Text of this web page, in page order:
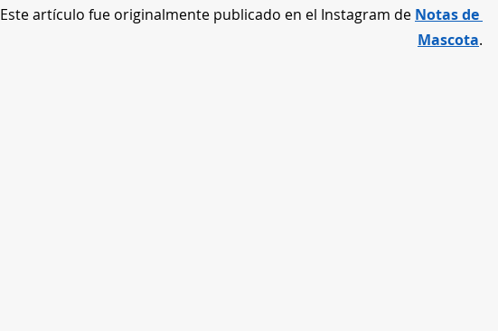
Este artículo fue originalmente publicado en el Instagram de Notas de
Mascota.